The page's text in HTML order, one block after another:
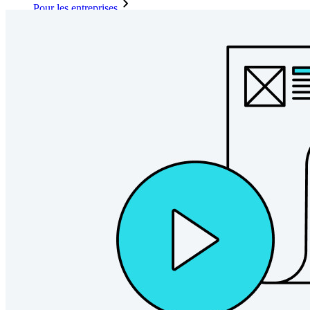
Pour les entreprises
Gestion des secrets chiffrée de bout en bout pour le
développement, DevOps et les équipes IT.
Passwordless.dev et Passkeys
Déverrouillez les fonctions de la clé de sécurité et bien plus
encore en quelques lignes de code.
Documentation du Développeur